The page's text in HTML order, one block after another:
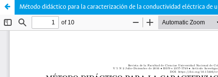
Método didáctico para la caracterización de la conductividad eléctrica de